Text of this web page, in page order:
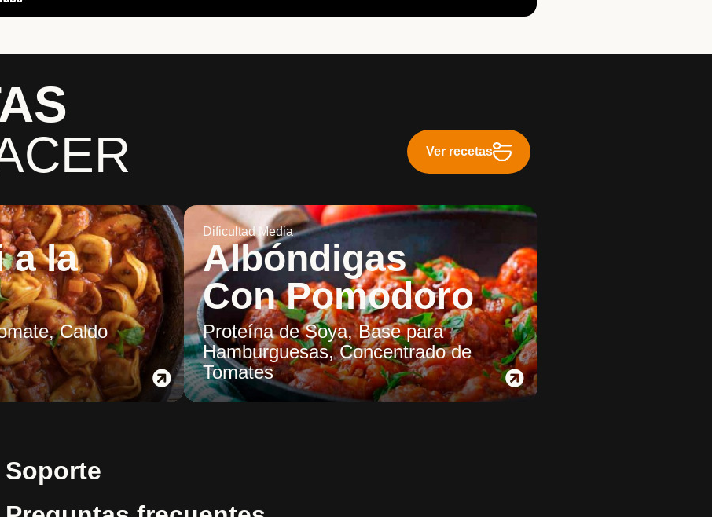
Ver recetas
a la
Caldo
Dificultad Media
Albóndigas
Con Pomodoro
Proteína de Soya, Base para
Hamburguesas, Concentrado de
Tomates
Soporte